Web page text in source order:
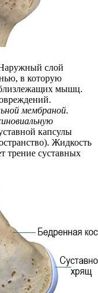
слой
в которую
мышц.
мембраной.
капсулы
Жидкость
трение суставных